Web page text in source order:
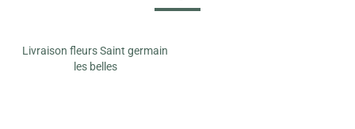
Livraison fleurs Saint germain
les belles